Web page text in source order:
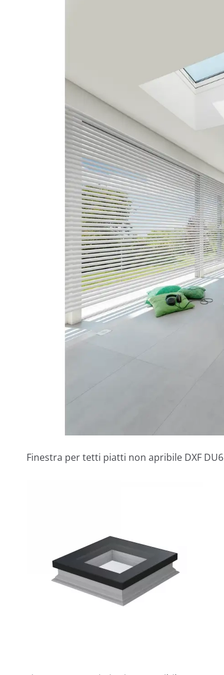
Finestra per tetti piatti non apribile DXF DU6